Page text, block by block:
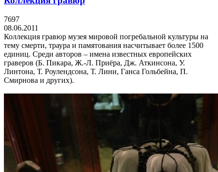
7697
08.06.2011
Коллекция гравюр музея мировой погребальной культуры на
тему смерти, траура и памятования насчитывает более 1500
единиц. Среди авторов – имена известных европейских
граверов (Б. Пикара, Ж.-Л. Приёра, Дж. Аткинсона, У.
Линтона, Т. Роулендсона, Т. Лини, Ганса Гольбейна, П.
Смирнова и других).